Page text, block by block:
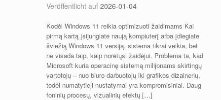
Veröffentlicht auf 2026-01-04
Kodėl Windows 11 reikia optimizuoti žaidimams Kai
pirmą kartą įsijungiate naują kompiuterį arba įdiegiate
šviežią Windows 11 versiją, sistema tikrai veikia, bet
ne visada taip, kaip norėtųsi žaidėjui. Problema ta, kad
Microsoft kuria operacinę sistemą milijonams skirtingų
vartotojų – nuo biuro darbuotojų iki grafikos dizainerių,
todėl numatytieji nustatymai yra kompromisiniai. Daug
foninių procesų, vizualinių efektų […]